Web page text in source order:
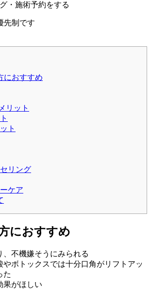
・施術予約をする
先制です
におすすめ
リット
ト
リング
ケア
におすすめ
、不機嫌そうにみられる
やボトックスでは十分口角がリフトアッ
た
果がほしい